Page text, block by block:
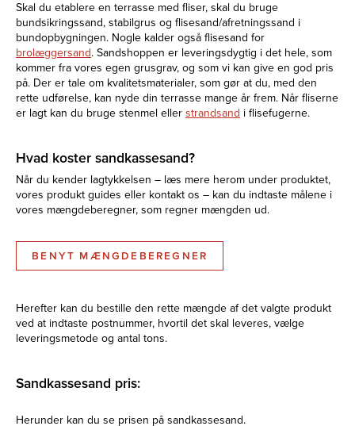
Skal du etablere en terrasse med fliser, skal du bruge
bundsikringssand, stabilgrus og flisesand/afretningssand i
bundopbygningen. Nogle kalder også flisesand for
brolæggersand. Sandshoppen er leveringsdygtig i det hele, som
kommer fra vores egen grusgrav, og som vi kan give en god pris
på. Der er tale om kvalitetsmaterialer, som gør at du, med den
rette udførelse, kan nyde din terrasse mange år frem. Når fliserne
er lagt kan du bruge stenmel eller strandsand i flisefugerne.
Hvad koster sandkassesand?
Når du kender lagtykkelsen – læs mere herom under produktet,
vores produkt guides eller kontakt os – kan du indtaste målene i
vores mængdeberegner, som regner mængden ud.
BENYT MÆNGDEBEREGNER
Herefter kan du bestille den rette mængde af det valgte produkt
ved at indtaste postnummer, hvortil det skal leveres, vælge
leveringsmetode og antal tons.
Sandkassesand pris:
Herunder kan du se prisen på sandkassesand.